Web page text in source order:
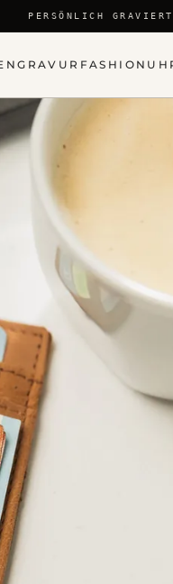
PERSÖNLICH GRAVIERT
GRAVUR FASHION